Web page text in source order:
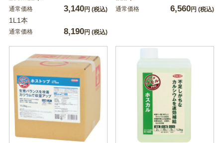
通常価格 3,140円 (税込)
1L1本
通常価格 8,190円 (税込)
通常価格 6,560円 (税込)